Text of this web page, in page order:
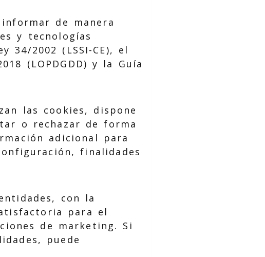
de manera
y tecnologías
2002 (LSSI-CE), el
(LOPDGDD) y la Guía
las cookies, dispone
o rechazar de forma
adicional para
finalidades
con la
para el
de marketing. Si
puede